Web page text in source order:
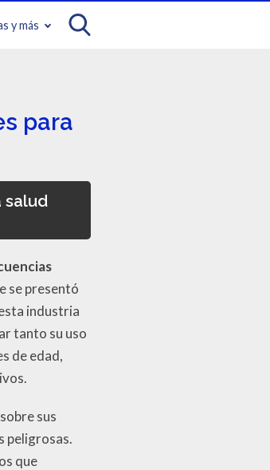
y más
para
salud
se presentó
industria
tanto su uso
de edad,
sus
peligrosas.
que